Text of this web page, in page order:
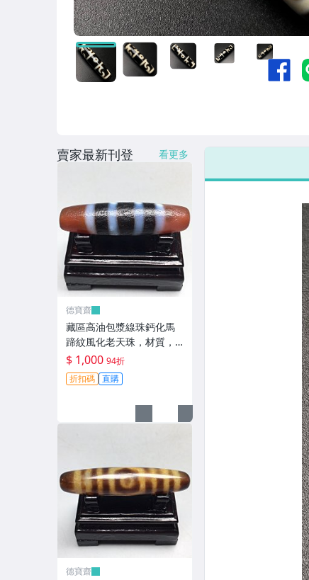
賣家最新刊登 看更多
德寶齋
藏區高油包漿線珠鈣化馬
蹄紋風化老天珠，材質，
瑪瑙玉髓，尺寸：49.4×13
左 天珠 瑪瑙 硃砂【德寶
齋】408
$ 1,000 94折
折扣碼 直購
德寶齋